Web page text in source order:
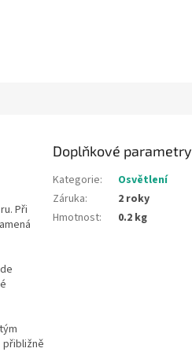
Při
Doplňkové parametry
Kategorie:
Osvětlení
Záruka:
2 roky
Hmotnost: 0.2 kg